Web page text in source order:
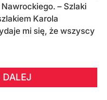
– Szlaki
Karola
mi się, że wszyscy
DALEJ